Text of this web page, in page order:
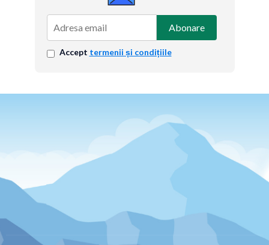
Abonare
Accept termenii și condițiile